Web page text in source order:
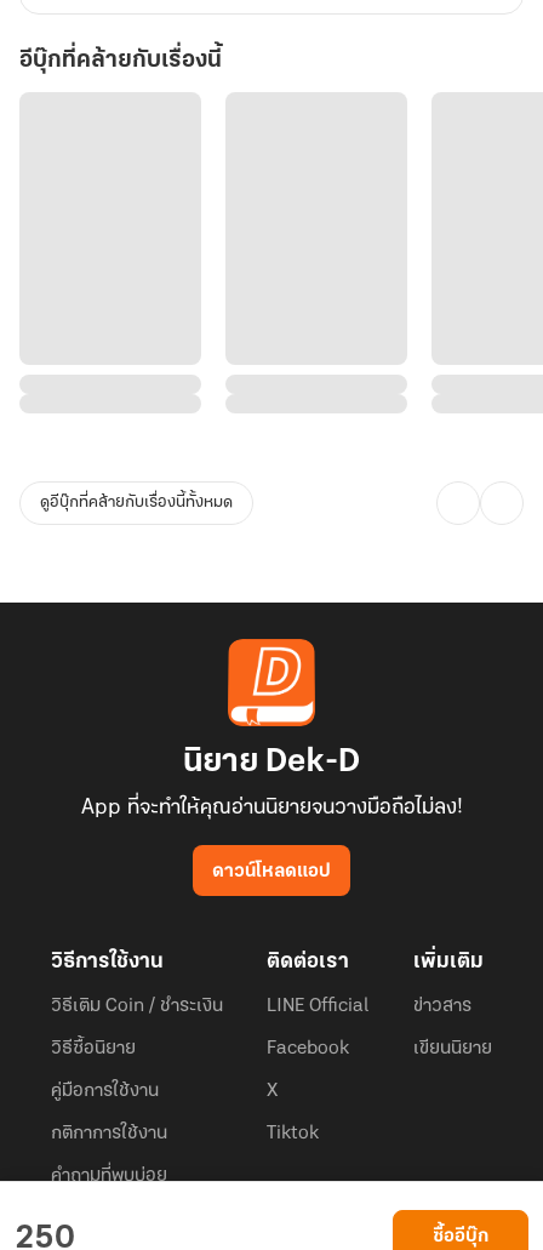
250 ซื้ออีบุ๊ก
อีบุ๊กที่คล้ายกับเรื่องนี้
ดูอีบุ๊กที่คล้ายกับเรื่องนี้ทั้งหมด
นิยาย Dek-D
App ที่จะทำให้คุณอ่านนิยายจนวางมือถือไม่ลง!
ดาวน์โหลดแอป
วิธีการใช้งาน
วิธีเติม Coin / ชำระเงิน
วิธีซื้อนิยาย
คู่มือการใช้งาน
กติกาการใช้งาน
คำถามที่พบบ่อย
ติดต่อเรา
LINE Official
Facebook
X
Tiktok
เพิ่มเติม
ข่าวสาร
เขียนนิยาย
Dek-D.com ใช้คุกกี้เพื่อพัฒนาประสบการณ์ของ ผู้ใช้ให้ดียิ่งขึ้น
ยอมรับ